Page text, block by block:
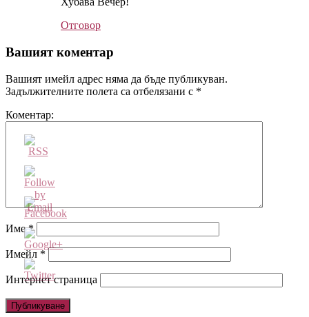
Отговор
Вашият коментар
Вашият имейл адрес няма да бъде публикуван.
Задължителните полета са отбелязани с *
Коментар:
Име*
Имейл *
Интернет страница
http://blog.kvantservice.com/%D0%BD%D0%B5-
%D1%81%D0%B5-
%D0%BF%D0%B8%D1%82%D0%B0%D1%82%D0%B5